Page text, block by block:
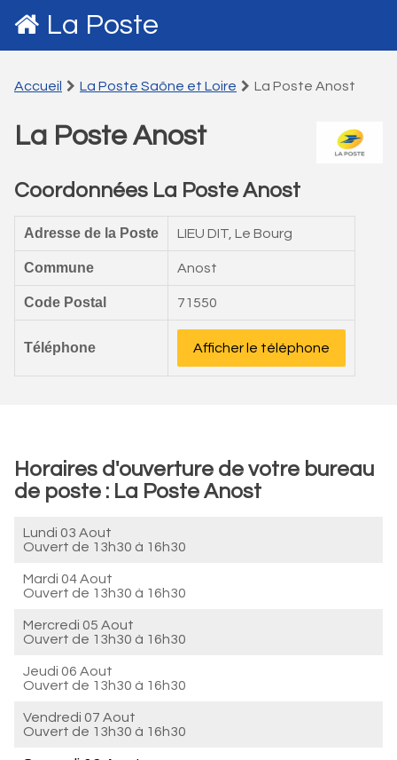
La Poste
Accueil La Poste Saône et Loire La Poste Anost
La Poste Anost
Coordonnées La Poste Anost
Adresse de la Poste LIEU DIT, Le Bourg
Commune Anost
Code Postal 71550
Téléphone Afficher le téléphone
Horaires d'ouverture de votre bureau
de poste : La Poste Anost
Lundi 03 Aout
Ouvert de 13h30 à 16h30
Mardi 04 Aout
Ouvert de 13h30 à 16h30
Mercredi 05 Aout
Ouvert de 13h30 à 16h30
Jeudi 06 Aout
Ouvert de 13h30 à 16h30
Vendredi 07 Aout
Ouvert de 13h30 à 16h30